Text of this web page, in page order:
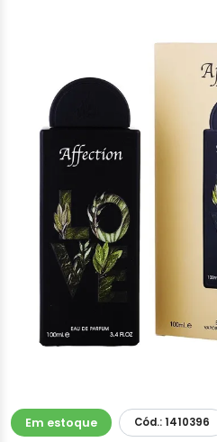
Em estoque Cód.: 1410396